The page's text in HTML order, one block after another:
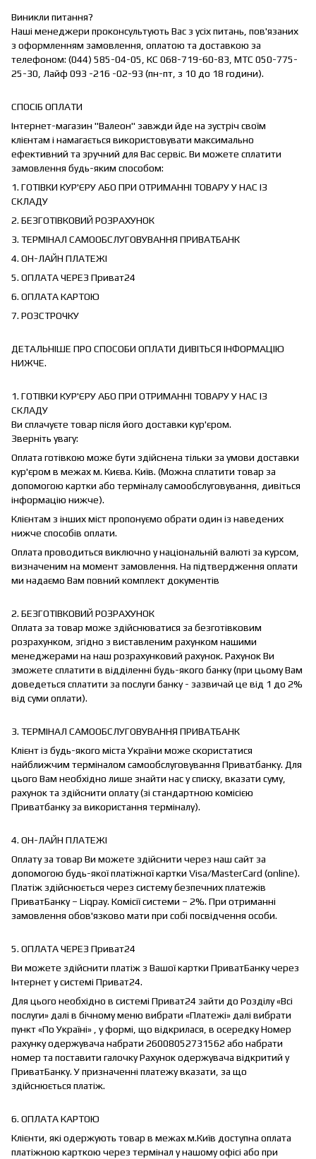
Виникли питання?
Наші менеджери проконсультують Вас з усіх питань, пов'язаних
з оформленням замовлення, оплатою та доставкою за
телефоном: (044) 585-04-05, КС 068-719-60-83, МТС 050-775-
25-30, Лайф 093 -216 -02-93 (пн-пт, з 10 до 18 години).
СПОСІБ ОПЛАТИ
Інтернет-магазин "Валеон" завжди йде на зустріч своїм
клієнтам і намагається використовувати максимально
ефективний та зручний для Вас сервіс. Ви можете сплатити
замовлення будь-яким способом:
1. ГОТІВКИ КУР'ЄРУ АБО ПРИ ОТРИМАННІ ТОВАРУ У НАС ІЗ
СКЛАДУ
2. БЕЗГОТІВКОВИЙ РОЗРАХУНОК
3. ТЕРМІНАЛ САМООБСЛУГОВУВАННЯ ПРИВАТБАНК
4. ОН-ЛАЙН ПЛАТЕЖІ
5. ОПЛАТА ЧЕРЕЗ Приват24
6. ОПЛАТА КАРТОЮ
7. РОЗСТРОЧКУ
ДЕТАЛЬНІШЕ ПРО СПОСОБИ ОПЛАТИ ДИВІТЬСЯ ІНФОРМАЦІЮ
НИЖЧЕ.
1. ГОТІВКИ КУР'ЄРУ АБО ПРИ ОТРИМАННІ ТОВАРУ У НАС ІЗ
СКЛАДУ
Ви сплачуєте товар після його доставки кур'єром.
Зверніть увагу:
Оплата готівкою може бути здійснена тільки за умови доставки
кур'єром в межах м. Києва. Київ. (Можна сплатити товар за
допомогою картки або терміналу самообслуговування, дивіться
інформацію нижче).
Клієнтам з інших міст пропонуємо обрати один із наведених
нижче способів оплати.
Оплата проводиться виключно у національній валюті за курсом,
визначеним на момент замовлення. На підтвердження оплати
ми надаємо Вам повний комплект документів
2. БЕЗГОТІВКОВИЙ РОЗРАХУНОК
Оплата за товар може здійснюватися за безготівковим
розрахунком, згідно з виставленим рахунком нашими
менеджерами на наш розрахунковий рахунок. Рахунок Ви
зможете сплатити в відділенні будь-якого банку (при цьому Вам
доведеться сплатити за послуги банку - зазвичай це від 1 до 2%
від суми оплати).
3. ТЕРМІНАЛ САМООБСЛУГОВУВАННЯ ПРИВАТБАНК
Клієнт із будь-якого міста України може скористатися
найближчим терміналом самообслуговування Приватбанку. Для
цього Вам необхідно лише знайти нас у списку, вказати суму,
рахунок та здійснити оплату (зі стандартною комісією
Приватбанку за використання терміналу).
4. ОН-ЛАЙН ПЛАТЕЖІ
Оплату за товар Ви можете здійснити через наш сайт за
допомогою будь-якої платіжної картки Visa/MasterCard (online).
Платіж здійснюється через систему безпечних платежів
ПриватБанку – Liqpay. Комісії системи – 2%. При отриманні
замовлення обов'язково мати при собі посвідчення особи.
5. ОПЛАТА ЧЕРЕЗ Приват24
Ви можете здійснити платіж з Вашої картки ПриватБанку через
Інтернет у системі Приват24.
Для цього необхідно в системі Приват24 зайти до Розділу «Всі
послуги» далі в бічному меню вибрати «Платежі» далі вибрати
пункт «По Україні» , у формі, що відкрилася, в осередку Номер
рахунку одержувача набрати 26008052731562 або набрати
номер та поставити галочку Рахунок одержувача відкритий у
ПриватБанку. У призначенні платежу вказати, за що
здійснюється платіж.
6. ОПЛАТА КАРТОЮ
Клієнти, які одержують товар в межах м.Київ доступна оплата
платіжною карткою через термінал у нашому офісі або при